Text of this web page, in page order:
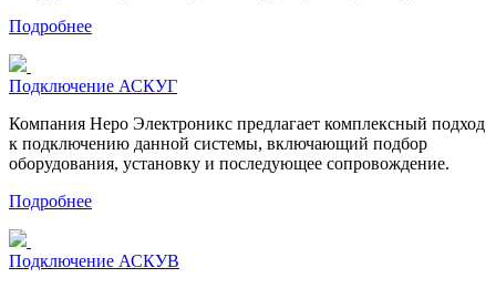
Подробнее
Подключение АСКУГ
Компания Неро Электроникс предлагает комплексный подход
к подключению данной системы, включающий подбор
оборудования, установку и последующее сопровождение.
Подробнее
Подключение АСКУВ